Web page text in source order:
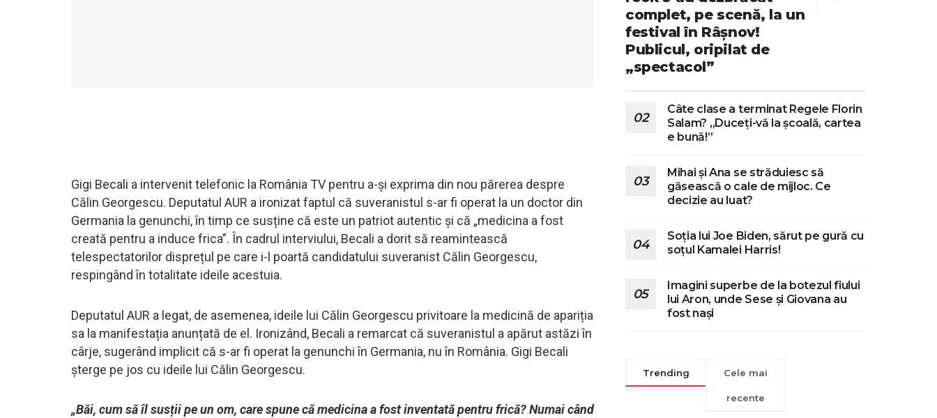
Gigi Becali a intervenit telefonic la România TV pentru a-și exprima din nou părerea despre
Călin Georgescu. Deputatul AUR a ironizat faptul că suveranistul s-ar fi operat la un doctor din
Germania la genunchi, în timp ce susține că este un patriot autentic și că „medicina a fost
creată pentru a induce frica”. În cadrul interviului, Becali a dorit să reamintească
telespectatorilor disprețul pe care i-l poartă candidatului suveranist Călin Georgescu,
respingând în totalitate ideile acestuia.
Deputatul AUR a legat, de asemenea, ideile lui Călin Georgescu privitoare la medicină de apariția
sa la manifestația anunțată de el. Ironizând, Becali a remarcat că suveranistul a apărut astăzi în
cârje, sugerând implicit că s-ar fi operat la genunchi în Germania, nu în România. Gigi Becali
șterge pe jos cu ideile lui Călin Georgescu.
„Băi, cum să îl susții pe un om, care spune că medicina a fost inventată pentru frică? Numai când
complet, pe scenă, la un
festival în Râșnov!
Publicul, oripilat de
„spectacol”
Câte clase a terminat Regele Florin
Salam? „Duceți-vă la școală, cartea
e bună!”
Mihai și Ana se străduiesc să
găsească o cale de mijloc. Ce
decizie au luat?
Soția lui Joe Biden, sărut pe gură cu
soțul Kamalei Harris!
Imagini superbe de la botezul fiului
lui Aron, unde Sese și Giovana au
fost nași
Trending Cele mai
recente